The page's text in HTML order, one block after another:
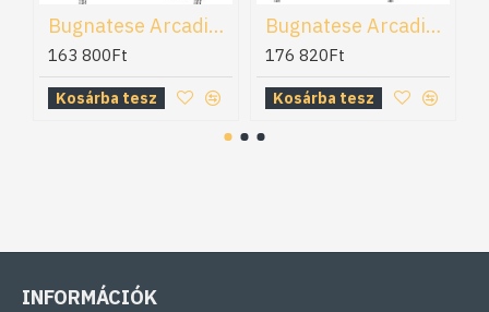
Bugnatese Arcadia kádtöltő-és zuhany csaptelep (8300)
163 800Ft
Kosárba tesz
Bugnatese Arcadia kádtöltő-és zuhany csaptelep (8302)
176 820Ft
Kosárba tesz
INFORMÁCIÓK